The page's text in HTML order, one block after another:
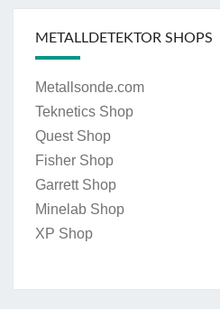
METALLDETEKTOR SHOPS
Metallsonde.com
Teknetics Shop
Quest Shop
Fisher Shop
Garrett Shop
Minelab Shop
XP Shop